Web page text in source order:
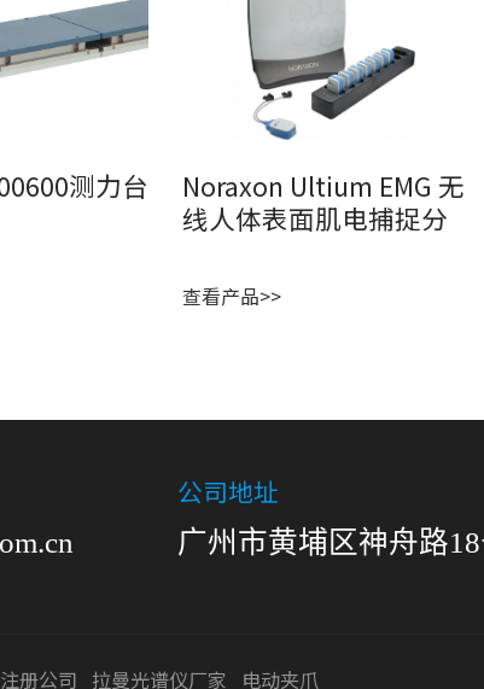
测力台
Noraxon Ultium EMG 无
线人体表面肌电捕捉分
查看产品>>
公司地址
广州市黄埔区神舟路
册公司 拉曼光谱仪厂家 电动夹爪